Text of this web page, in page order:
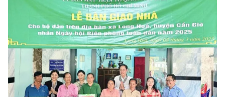
Tin thị trường Tin 360
Video Magazine
Sản phẩm khác
Đăng xuất